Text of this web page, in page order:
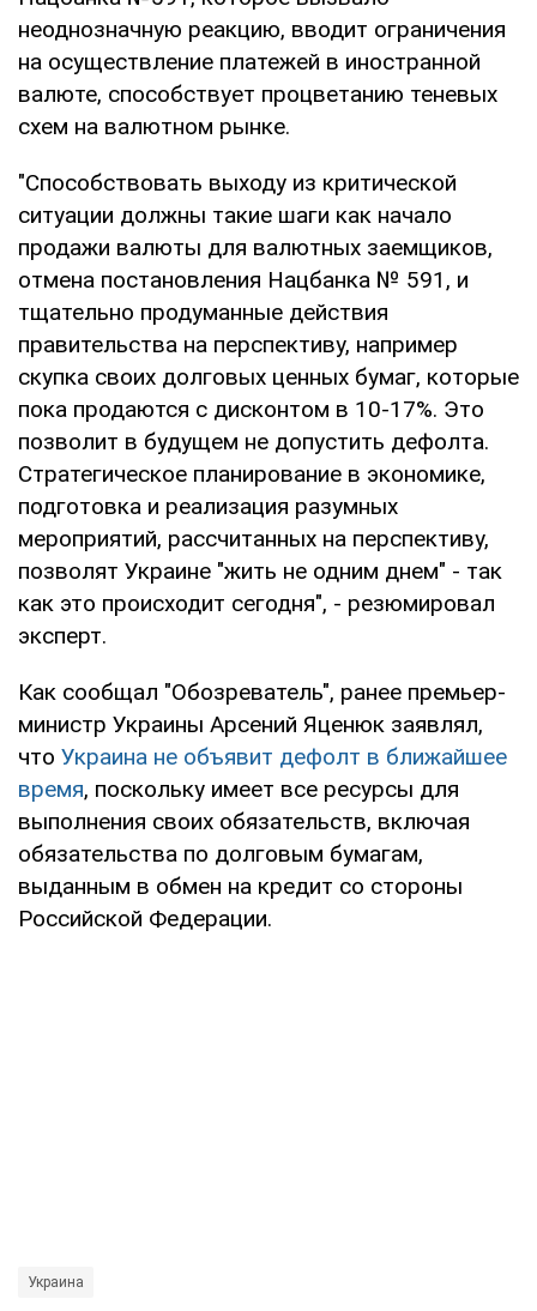
неоднозначную реакцию, вводит ограничения
на осуществление платежей в иностранной
валюте, способствует процветанию теневых
схем на валютном рынке.
"Способствовать выходу из критической
ситуации должны такие шаги как начало
продажи валюты для валютных заемщиков,
отмена постановления Нацбанка № 591, и
тщательно продуманные действия
правительства на перспективу, например
скупка своих долговых ценных бумаг, которые
пока продаются с дисконтом в 10-17%. Это
позволит в будущем не допустить дефолта.
Стратегическое планирование в экономике,
подготовка и реализация разумных
мероприятий, рассчитанных на перспективу,
позволят Украине "жить не одним днем" - так
как это происходит сегодня", - резюмировал
эксперт.
Как сообщал "Обозреватель", ранее премьер-
министр Украины Арсений Яценюк заявлял,
что Украина не объявит дефолт в ближайшее
время, поскольку имеет все ресурсы для
выполнения своих обязательств, включая
обязательства по долговым бумагам,
выданным в обмен на кредит со стороны
Российской Федерации.
Украина